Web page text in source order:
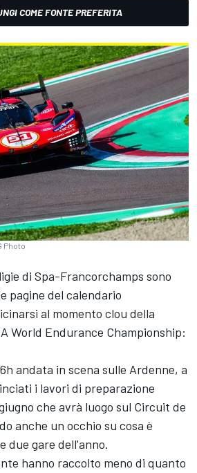
COME FONTE PREFERITA
Photo
di Spa-Francorchamps sono
pagine del calendario
al momento clou della
World Endurance Championship:
andata in scena sulle Ardenne, a
i lavori di preparazione
che avrà luogo sul Circuit de
anche un occhio su cosa è
due gare dell'anno.
hanno raccolto meno di quanto